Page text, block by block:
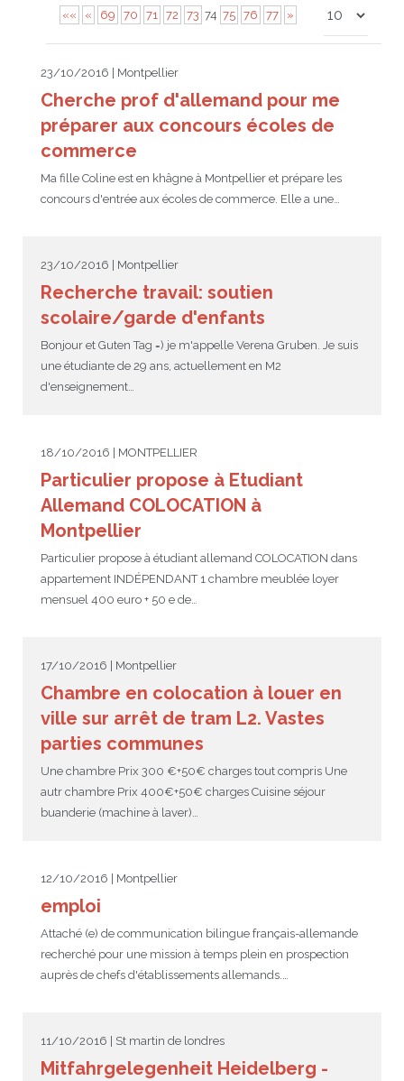
Perfectionnement
Cours thématiques
Atelier de chant
Formation professionnelle
Cours particuliers
Stages intensifs
Centre d’examens
Inscriptions et tarifs
Matériel pédagogique
Formation des enseignants
Infos pour les parents
Section Internationale Allemand
AbiBac
Onleihe – Prêt en ligne
Conseil de mobilité
Coaching individuel
Point info
Volontariat écologique
Petites annonces
Parcourir les annonces
Rédiger une annonce
Brieffreunde@correspondants
Classe@Klasse
Anmeldung für deutsche Klassen
Actualités
Equipe de Montpellier
Equipe de Heidelberg
Jumelage Heidelberg / Montpellier
50 ans en 2016
Maison de Montpellier
Plan d’accès
Coopérations culturelles et pédagogiques
Réseaux franco-allemands en LR
Réseau d’affaires
Liens utiles
Les Mystères de Heidelberg
99Ballons
«« « 69 70 71 72 73 74 75 76 77 »
23/10/2016 | Montpellier
Cherche prof d'allemand pour me
préparer aux concours écoles de
commerce
Ma fille Coline est en khâgne à Montpellier et prépare les
concours d'entrée aux écoles de commerce. Elle a une…
23/10/2016 | Montpellier
Recherche travail: soutien
scolaire/garde d'enfants
Bonjour et Guten Tag =) je m'appelle Verena Gruben. Je suis
une étudiante de 29 ans, actuellement en M2
d'enseignement…
18/10/2016 | MONTPELLIER
Particulier propose à Etudiant
Allemand COLOCATION à
Montpellier
Particulier propose à étudiant allemand COLOCATION dans
appartement INDÉPENDANT 1 chambre meublée loyer
mensuel 400 euro + 50 e de…
17/10/2016 | Montpellier
Chambre en colocation à louer en
ville sur arrêt de tram L2. Vastes
parties communes
Une chambre Prix 300 €+50€ charges tout compris Une
autr chambre Prix 400€+50€ charges Cuisine séjour
buanderie (machine à laver)…
12/10/2016 | Montpellier
emploi
Attaché (e) de communication bilingue français-allemande
recherché pour une mission à temps plein en prospection
auprès de chefs d'établissements allemands.…
11/10/2016 | St martin de londres
Mitfahrgelegenheit Heidelberg -